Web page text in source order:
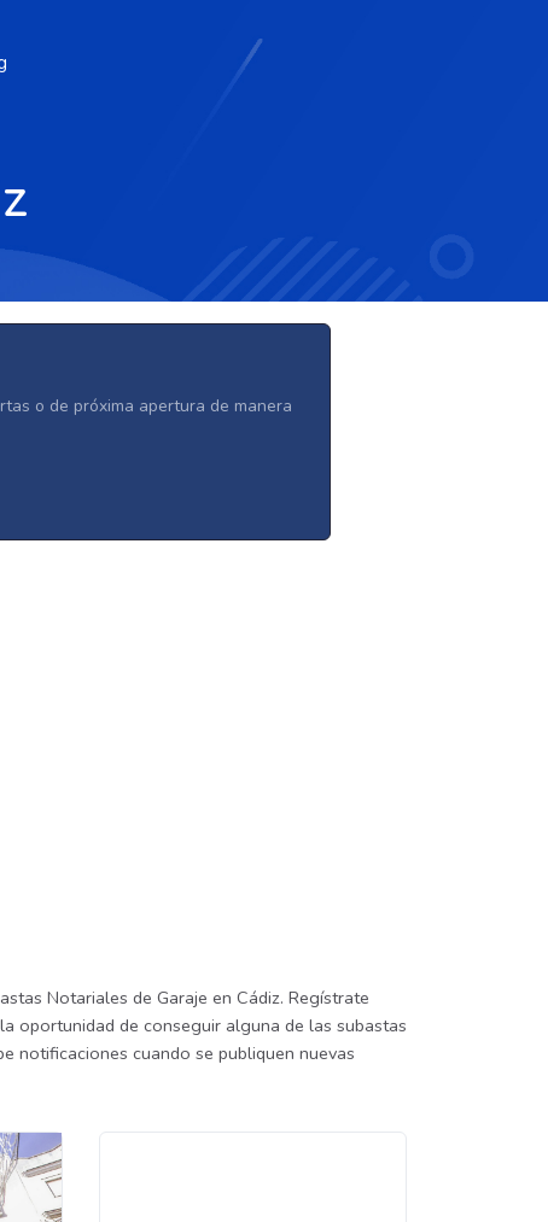
o de próxima apertura de manera
Notariales de Garaje en Cádiz. Regístrate
oportunidad de conseguir alguna de las subastas
notificaciones cuando se publiquen nuevas